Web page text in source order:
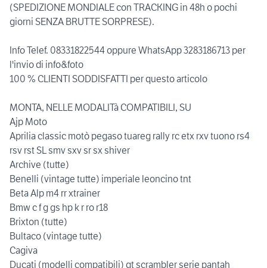
(SPEDIZIONE MONDIALE con TRACKING in 48h o pochi
giorni SENZA BRUTTE SORPRESE).
Info Telef. 08331822544 oppure WhatsApp 3283186713 per
l'invio di info&foto
100 % CLIENTI SODDISFATTI per questo articolo
MONTA, NELLE MODALITà COMPATIBILI, SU
Ajp Moto
Aprilia classic motò pegaso tuareg rally rc etx rxv tuono rs4
rsv rst SL smv sxv sr sx shiver
Archive (tutte)
Benelli (vintage tutte) imperiale leoncino tnt
Beta Alp m4 rr xtrainer
Bmw c f g gs hp k r ro r18
Brixton (tutte)
Bultaco (vintage tutte)
Cagiva
Ducati (modelli compatibili) gt scrambler serie pantah